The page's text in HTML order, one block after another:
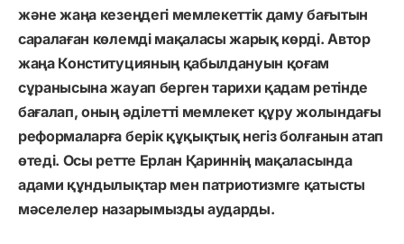
және жаңа кезеңдегі мемлекеттік даму бағытын
саралаған көлемді мақаласы жарық көрді. Автор
жаңа Конституцияның қабылдануын қоғам
сұранысына жауап берген тарихи қадам ретінде
бағалап, оның әділетті мемлекет құру жолындағы
реформаларға берік құқықтық негіз болғанын атап
өтеді. Осы ретте Ерлан Қариннің мақаласында
адами құндылықтар мен патриотизмге қатысты
мәселелер назарымызды аударды.